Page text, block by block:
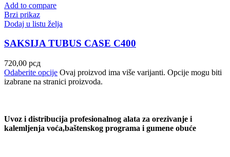
Add to compare
Brzi prikaz
Dodaj u listu želja
SAKSIJA TUBUS CASE C400
720,00 рсд
Odaberite opcije Ovaj proizvod ima više varijanti. Opcije mogu biti
izabrane na stranici proizvoda.
Uvoz i distribucija profesionalnog alata za orezivanje i
kalemljenja voća,baštenskog programa i gumene obuće